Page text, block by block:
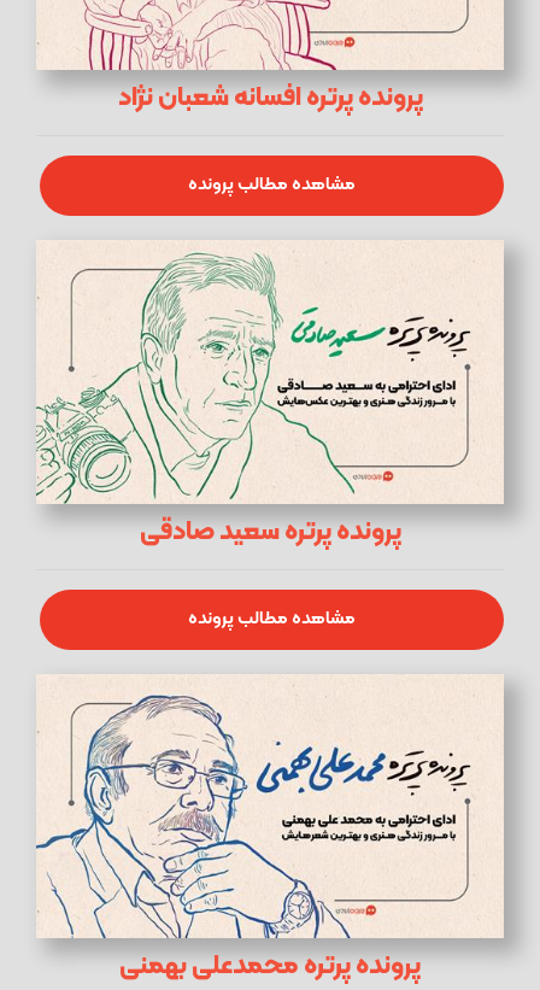
پرونده پرتره افسانه شعبان نژاد
مشاهده مطالب پرونده
پرونده پرتره سعید صادقی
مشاهده مطالب پرونده
پرونده پرتره محمدعلی بهمنی